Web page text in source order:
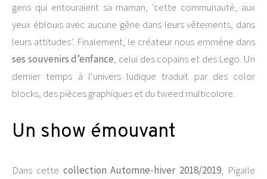
gens qui entouraient sa maman, ‘cette communauté, aux
yeux éblouis avec aucune gêne dans leurs vêtements, dans
leurs attitudes’. Finalement, le créateur nous emmène dans
ses souvenirs d’enfance, celui des copains et des Lego. Un
dernier temps à l’univers ludique traduit par des color
blocks, des pièces graphiques et du tweed multicolore.
Un show émouvant
Dans cette collection Automne-hiver 2018/2019, Pigalle